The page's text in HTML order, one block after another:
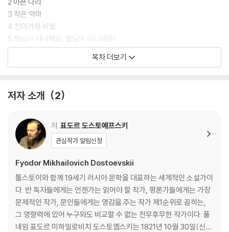
3 작은 악마
4 찬미가와 비밀
5 형님이 아니에요, 형님이 아니에요!
6 스메르댜코프와의 첫 번째 면담
7 스메르댜코프와의 두 번째 면담
10 그건 그자가 말했어
제12권 오판
1 운명의 날
2 위험한 증인들
3 의학 감정과 한 푼트의 호두
4 행운이 미탸에게 미소 짓다
5 뜻밖의 사태
6 검사의 논고, 성격 묘사
7 범행 경위
목차 더보기
저자 소개 2
저 표도르 도스토예프스키
관심작가 알림신청
Fyodor Mikhailovich Dostoevskii
톨스토이와 함께 19세기 러시아 문학을 대표하는 세계적인 소설가이
다. 반 독자들에게는 언젠가는 읽어야 할 작가, 평론가들에게는 가장
문제적인 작가, 문인들에게는 영감을 주는 작가 제1순위로 꼽히는,
그 영향력에 있어 누구와도 비교할 수 없는 전무후무한 작가이다. 풀
네임 표도르 미하일로비치 도스토옙스키는 1821년 10월 30일(신력